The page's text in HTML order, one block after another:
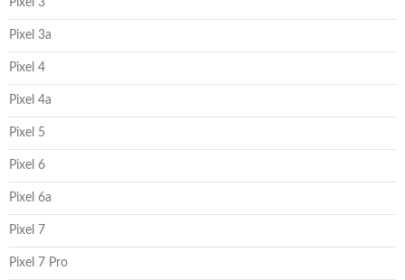
Pixel 3a
Pixel 4
Pixel 4a
Pixel 5
Pixel 6
Pixel 6a
Pixel 7
Pixel 7 Pro